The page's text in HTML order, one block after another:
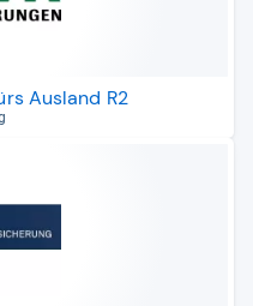
Ausland R2